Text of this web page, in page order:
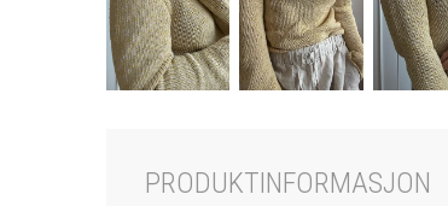
PRODUKTINFORMASJON